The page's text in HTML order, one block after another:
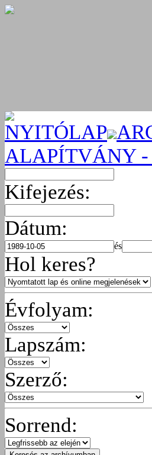
NYITÓLAP
ALAPÍTVÁNY -
Kifejezés:
Dátum:
és
Hol keres?
Évfolyam:
Lapszám:
Szerző:
Sorrend: